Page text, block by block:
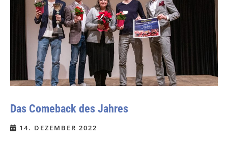
Das Comeback des Jahres
14. DEZEMBER 2022